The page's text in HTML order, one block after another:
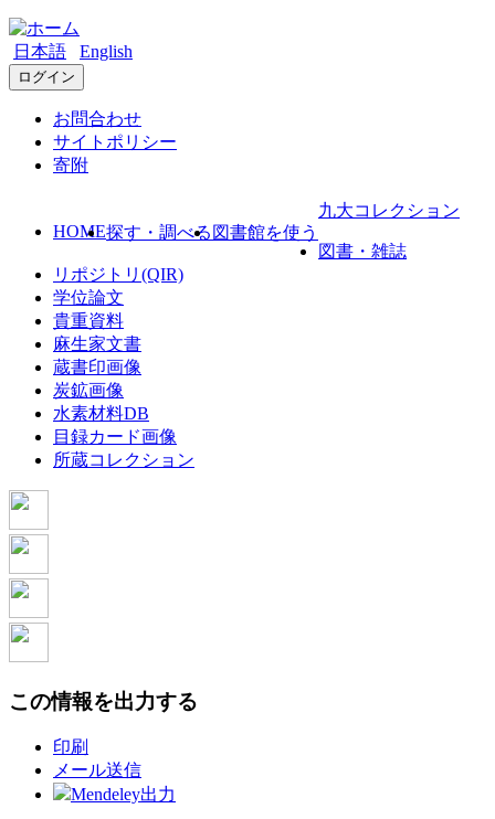
日本語 English
ログイン
お問合わせ
サイトポリシー
寄附
HOME探す・調べる 図書館を使う
九大コレクション
図書・雑誌
リポジトリ(QIR)
学位論文
貴重資料
麻生家文書
蔵書印画像
炭鉱画像
水素材料DB
目録カード画像
所蔵コレクション
この情報を出力する
印刷
メール送信
Mendeley出力